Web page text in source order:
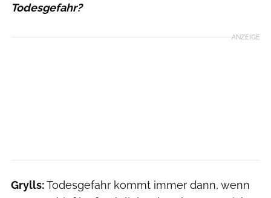
Todesgefahr?
ANZEIGE
Grylls:Todesgefahr kommt immer dann, wenn